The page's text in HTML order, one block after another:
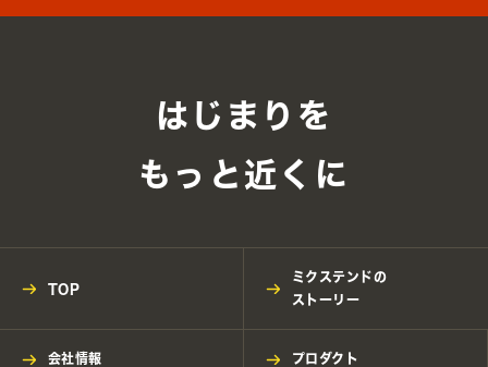
はじまりを
もっと近くに
TOP
ミクステンドの
ストーリー
会社情報 プロダクト